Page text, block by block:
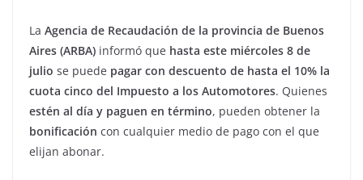
La Agencia de Recaudación de la provincia de Buenos
Aires (ARBA) informó que hasta este miércoles 8 de
julio se puede pagar con descuento de hasta el 10% la
cuota cinco del Impuesto a los Automotores. Quienes
estén al día y paguen en término, pueden obtener la
bonificación con cualquier medio de pago con el que
elijan abonar.